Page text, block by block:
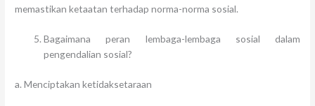
memastikan ketaatan terhadap norma-norma sosial.
Bagaimana peran lembaga-lembaga sosial dalam
pengendalian sosial?
a. Menciptakan ketidaksetaraan